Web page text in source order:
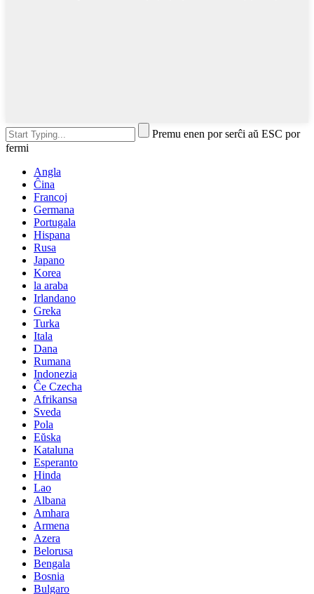
Premu enen por serĉi aŭ ESC por
fermi
Angla
Ĉina
Francoj
Germana
Portugala
Hispana
Rusa
Japano
Korea
la araba
Irlandano
Greka
Turka
Itala
Dana
Rumana
Indonezia
Ĉe Czecha
Afrikansa
Sveda
Pola
Eŭska
Kataluna
Esperanto
Hinda
Lao
Albana
Amhara
Armena
Azera
Belorusa
Bengala
Bosnia
Bulgaro